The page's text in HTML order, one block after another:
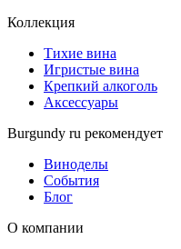
Коллекция
Тихие вина
Игристые вина
Крепкий алкоголь
Аксессуары
Burgundy ru рекомендует
Виноделы
События
Блог
О компании